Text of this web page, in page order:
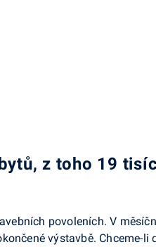
z toho 19 tisíc
povoleních. V
výstavbě. Chceme-li